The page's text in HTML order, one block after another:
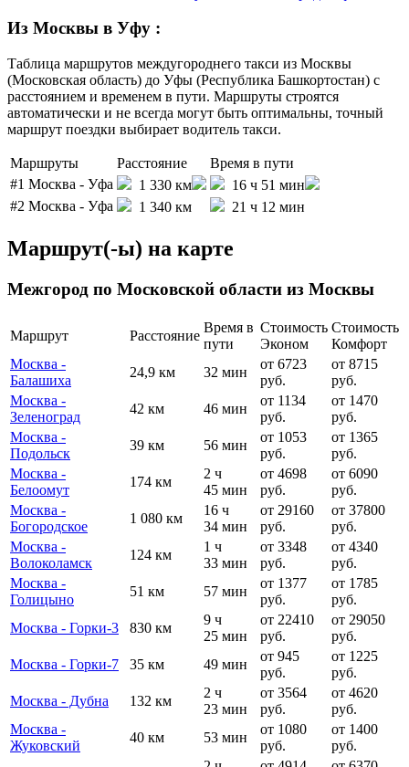
Из Москвы в Уфу :
Таблица маршрутов междугороднего такси из Москвы
(Московская область) до Уфы (Республика Башкортостан) с
расстоянием и временем в пути. Маршруты строятся
автоматически и не всегда могут быть оптимальны, точный
маршрут поездки выбирает водитель такси.
Маршруты Расстояние
Время в пути
#1 Москва - Уфа 1 330 км
16 ч 51 мин
#2 Москва - Уфа 1 340 км 21 ч 12 мин
Маршрут(-ы) на карте
Межгород по Московской области из Москвы
Маршрут Расстояние
Время в
пути
Стоимость
Эконом
Стоимость
Комфорт
Москва -
Балашиха
24,9 км 32 мин
от 6723
руб.
от 8715
руб.
Москва -
Зеленоград
42 км 46 мин
от 1134
руб.
от 1470
руб.
Москва -
Подольск
39 км 56 мин
от 1053
руб.
от 1365
руб.
Москва -
Белоомут
174 км
2 ч
45 мин
от 4698
руб.
от 6090
руб.
Москва -
Богородское
1 080 км
16 ч
34 мин
от 29160
руб.
от 37800
руб.
Москва -
Волоколамск
124 км
1 ч
33 мин
от 3348
руб.
от 4340
руб.
Москва -
Голицыно
51 км 57 мин
от 1377
руб.
от 1785
руб.
Москва - Горки-3
830 км
9 ч
25 мин
от 22410
руб.
от 29050
руб.
Москва - Горки-7
35 км 49 мин
от 945
руб.
от 1225
руб.
Москва - Дубна
132 км
2 ч
23 мин
от 3564
руб.
от 4620
руб.
Москва -
Жуковский
40 км 53 мин
от 1080
руб.
от 1400
руб.